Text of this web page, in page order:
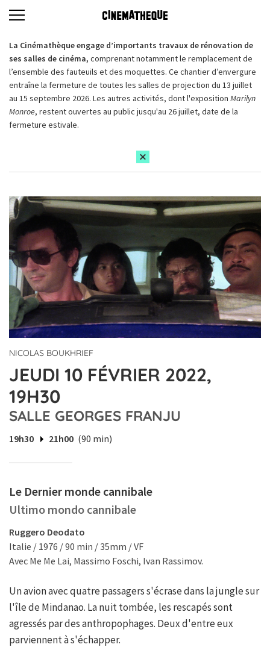
La Cinémathèque engage d’importants travaux de rénovation de
ses salles de cinéma, comprenant notamment le remplacement de
l’ensemble des fauteuils et des moquettes. Ce chantier d’envergure
entraîne la fermeture de toutes les salles de projection du 13 juillet
au 15 septembre 2026. Les autres activités, dont l'exposition Marilyn
Monroe, restent ouvertes au public jusqu'au 26 juillet, date de la
fermeture estivale.
NICOLAS BOUKHRIEF
JEUDI 10 FÉVRIER 2022,
19H30
SALLE GEORGES FRANJU
19h30 21h00 (90 min)
Le Dernier monde cannibale
Ultimo mondo cannibale
Ruggero Deodato
Italie / 1976 / 90 min / 35mm / VF
Avec Me Me Lai, Massimo Foschi, Ivan Rassimov.
Un avion avec quatre passagers s'écrase dans la jungle sur
l'île de Mindanao. La nuit tombée, les rescapés sont
agressés par des anthropophages. Deux d'entre eux
parviennent à s'échapper.